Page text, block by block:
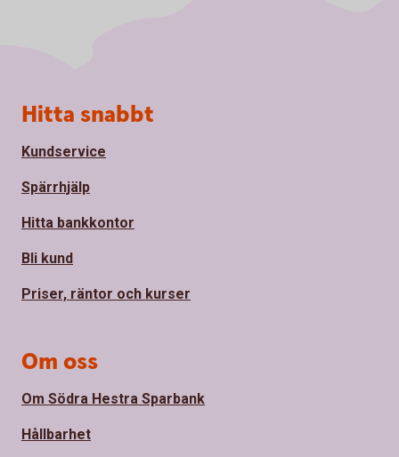
Sidfot
Hitta snabbt
Kundservice
Spärrhjälp
Hitta bankkontor
Bli kund
Priser, räntor och kurser
Om oss
Om Södra Hestra Sparbank
Hållbarhet